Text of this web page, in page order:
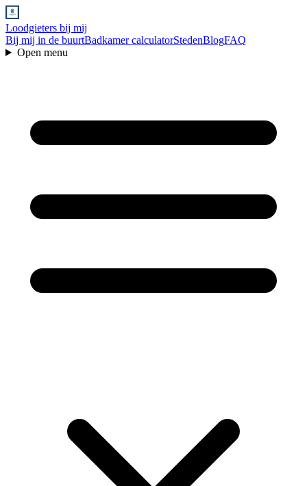
Loodgieters bij mij
Bij mij in de buurtBadkamer calculatorStedenBlogFAQ
Open menu